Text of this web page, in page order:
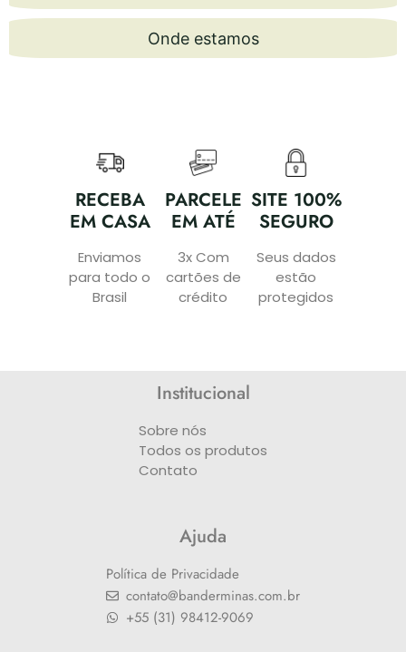
Onde estamos
RECEBA
EM CASA
Enviamos
para todo o
Brasil
PARCELE
EM ATÉ
3x Com
cartões de
crédito
SITE 100%
SEGURO
Seus dados
estão
protegidos
Institucional
Sobre nós
Todos os produtos
Contato
Ajuda
Política de Privacidade
contato@banderminas.com.br
+55 (31) 98412-9069